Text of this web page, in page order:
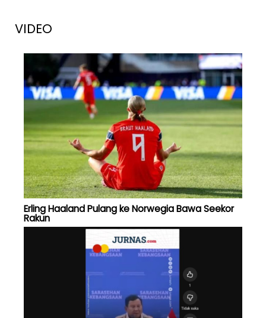
VIDEO
Erling Haaland Pulang ke Norwegia Bawa Seekor
Rakun